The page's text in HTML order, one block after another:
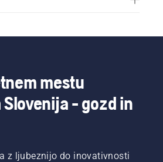
mestu
- gozd in
z ljubeznijo do inovativnosti